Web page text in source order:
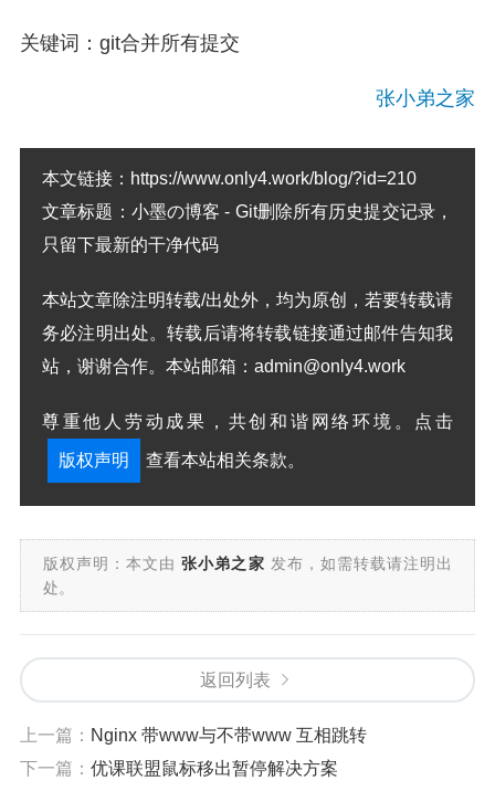
关键词：git合并所有提交
张小弟之家
本文链接： https://www.only4.work/blog/?id=210
文章标题： 小墨の博客 - Git删除所有历史提交记录，
只留下最新的干净代码
本站文章除注明转载/出处外，均为原创，若要转载请
务必注明出处。转载后请将转载链接通过邮件告知我
站，谢谢合作。本站邮箱：admin@only4.work
尊重他人劳动成果，共创和谐网络环境。点击
版权声明 查看本站相关条款。
版权声明：本文由 张小弟之家 发布，如需转载请注明出
处。
返回列表
上一篇： Nginx 带www与不带www 互相跳转
下一篇： 优课联盟鼠标移出暂停解决方案